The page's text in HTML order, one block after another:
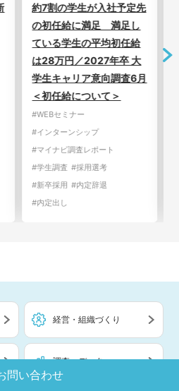
問い合わせ
夏季休暇期間中に帰省
先・または地元のインタ
ーンシップ等のキャリア
形成活動に参加したい割
合は8割／2028年卒 大学
生キャリア意向調査6月＜
夏季休暇の帰省・地元イ
ンターン参加＞
#インターンシップ
#マイナビ調査レポート
#学生調査
#採用選考
#新卒採用
経営・組織づくり
調査・データ